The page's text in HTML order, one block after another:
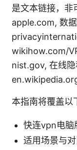
是文本链接，
apple.com, 数
wikihow.com/
nist.gov, 在线
本指南将覆盖以
快连vpn电脑
适用场景与